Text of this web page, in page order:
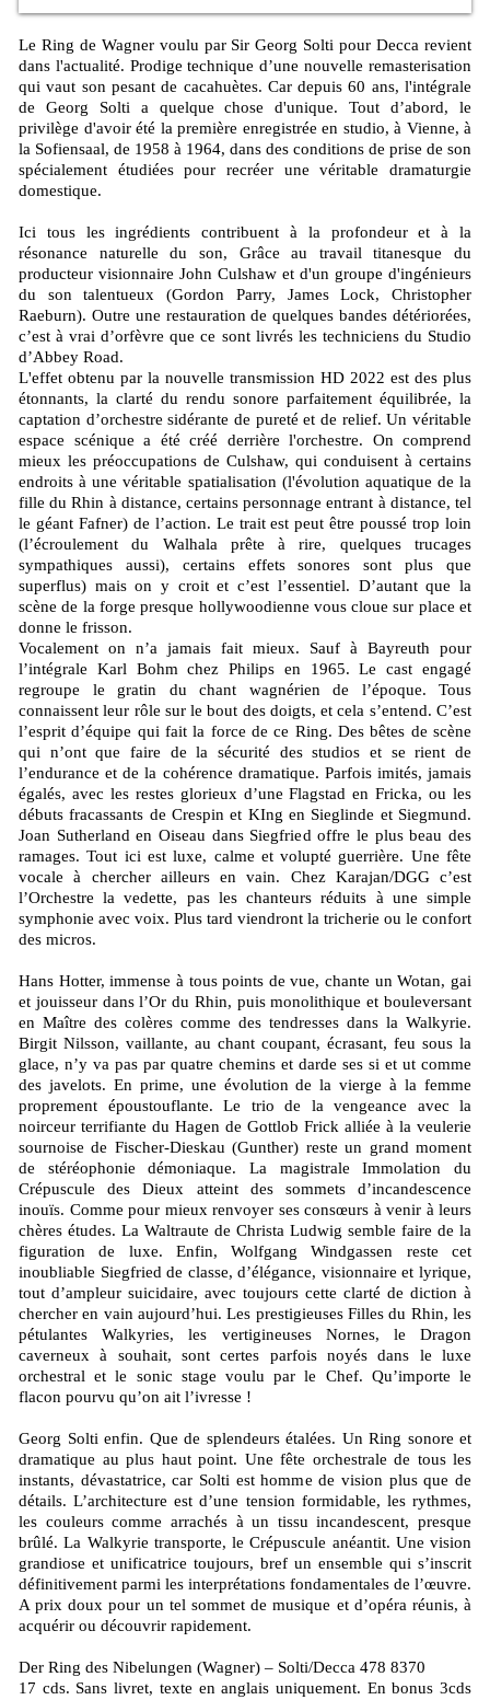
Le Ring de Wagner voulu par Sir Georg Solti pour Decca revient
dans l'actualité. Prodige technique d’une nouvelle remasterisation
qui vaut son pesant de cacahuètes. Car depuis 60 ans, l'intégrale
de Georg Solti a quelque chose d'unique. Tout d’abord, le
privilège d'avoir été la première enregistrée en studio, à Vienne, à
la Sofiensaal, de 1958 à 1964, dans des conditions de prise de son
spécialement étudiées pour recréer une véritable dramaturgie
domestique.
Ici tous les ingrédients contribuent à la profondeur et à la
résonance naturelle du son, Grâce au travail titanesque du
producteur visionnaire John Culshaw et d'un groupe d'ingénieurs
du son talentueux (Gordon Parry, James Lock, Christopher
Raeburn). Outre une restauration de quelques bandes détériorées,
c’est à vrai d’orfèvre que ce sont livrés les techniciens du Studio
d’Abbey Road.
L'effet obtenu par la nouvelle transmission HD 2022 est des plus
étonnants, la clarté du rendu sonore parfaitement équilibrée, la
captation d’orchestre sidérante de pureté et de relief. Un véritable
espace scénique a été créé derrière l'orchestre. On comprend
mieux les préoccupations de Culshaw, qui conduisent à certains
endroits à une véritable spatialisation (l'évolution aquatique de la
fille du Rhin à distance, certains personnage entrant à distance, tel
le géant Fafner) de l’action. Le trait est peut être poussé trop loin
(l’écroulement du Walhala prête à rire, quelques trucages
sympathiques aussi), certains effets sonores sont plus que
superflus) mais on y croit et c’est l’essentiel. D’autant que la
scène de la forge presque hollywoodienne vous cloue sur place et
donne le frisson.
Vocalement on n’a jamais fait mieux. Sauf à Bayreuth pour
l’intégrale Karl Bohm chez Philips en 1965. Le cast engagé
regroupe le gratin du chant wagnérien de l’époque. Tous
connaissent leur rôle sur le bout des doigts, et cela s’entend. C’est
l’esprit d’équipe qui fait la force de ce Ring. Des bêtes de scène
qui n’ont que faire de la sécurité des studios et se rient de
l’endurance et de la cohérence dramatique. Parfois imités, jamais
égalés, avec les restes glorieux d’une Flagstad en Fricka, ou les
débuts fracassants de Crespin et KIng en Sieglinde et Siegmund.
Joan Sutherland en Oiseau dans Siegfried offre le plus beau des
ramages. Tout ici est luxe, calme et volupté guerrière. Une fête
vocale à chercher ailleurs en vain. Chez Karajan/DGG c’est
l’Orchestre la vedette, pas les chanteurs réduits à une simple
symphonie avec voix. Plus tard viendront la tricherie ou le confort
des micros.
Hans Hotter, immense à tous points de vue, chante un Wotan, gai
et jouisseur dans l’Or du Rhin, puis monolithique et bouleversant
en Maître des colères comme des tendresses dans la Walkyrie.
Birgit Nilsson, vaillante, au chant coupant, écrasant, feu sous la
glace, n’y va pas par quatre chemins et darde ses si et ut comme
des javelots. En prime, une évolution de la vierge à la femme
proprement époustouflante. Le trio de la vengeance avec la
noirceur terrifiante du Hagen de Gottlob Frick alliée à la veulerie
sournoise de Fischer-Dieskau (Gunther) reste un grand moment
de stéréophonie démoniaque. La magistrale Immolation du
Crépuscule des Dieux atteint des sommets d’incandescence
inouïs. Comme pour mieux renvoyer ses consœurs à venir à leurs
chères études. La Waltraute de Christa Ludwig semble faire de la
figuration de luxe. Enfin, Wolfgang Windgassen reste cet
inoubliable Siegfried de classe, d’élégance, visionnaire et lyrique,
tout d’ampleur suicidaire, avec toujours cette clarté de diction à
chercher en vain aujourd’hui. Les prestigieuses Filles du Rhin, les
pétulantes Walkyries, les vertigineuses Nornes, le Dragon
caverneux à souhait, sont certes parfois noyés dans le luxe
orchestral et le sonic stage voulu par le Chef. Qu’importe le
flacon pourvu qu’on ait l’ivresse !
Georg Solti enfin. Que de splendeurs étalées. Un Ring sonore et
dramatique au plus haut point. Une fête orchestrale de tous les
instants, dévastatrice, car Solti est homme de vision plus que de
détails. L’architecture est d’une tension formidable, les rythmes,
les couleurs comme arrachés à un tissu incandescent, presque
brûlé. La Walkyrie transporte, le Crépuscule anéantit. Une vision
grandiose et unificatrice toujours, bref un ensemble qui s’inscrit
définitivement parmi les interprétations fondamentales de l’œuvre.
A prix doux pour un tel sommet de musique et d’opéra réunis, à
acquérir ou découvrir rapidement.
Der Ring des Nibelungen (Wagner) – Solti/Decca 478 8370
17 cds. Sans livret, texte en anglais uniquement. En bonus 3cds